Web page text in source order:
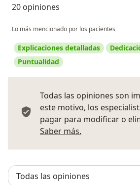
20 opiniones
Lo más mencionado por los pacientes
Explicaciones detalladas
Puntualidad
Todas las opiniones son
este motivo, los
pagar para modificar o
Saber más.